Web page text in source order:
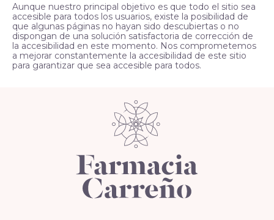
Aunque nuestro principal objetivo es que todo el sitio sea
accesible para todos los usuarios, existe la posibilidad de
que algunas páginas no hayan sido descubiertas o no
dispongan de una solución satisfactoria de corrección de
la accesibilidad en este momento. Nos comprometemos
a mejorar constantemente la accesibilidad de este sitio
para garantizar que sea accesible para todos.